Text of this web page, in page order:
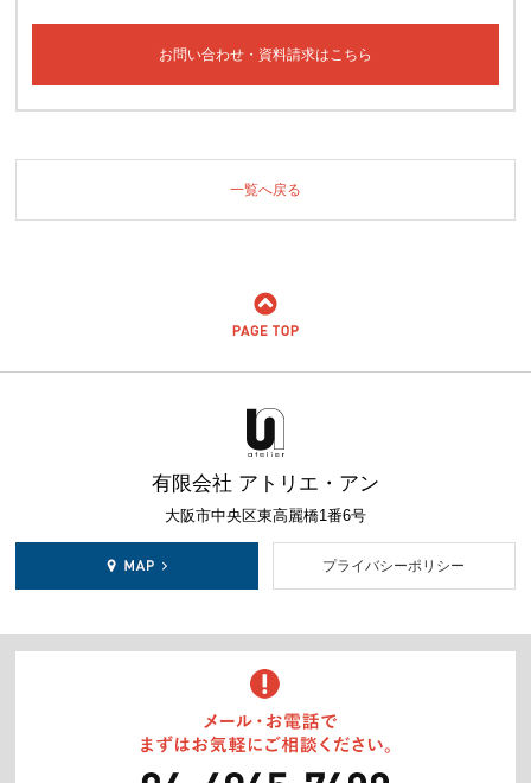
お問い合わせ・資料請求はこちら
一覧へ戻る
有限会社 アトリエ・アン
大阪市中央区東高麗橋1番6号
プライバシーポリシー